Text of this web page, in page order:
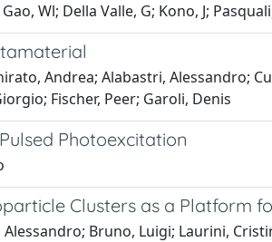
Wl; Della Valle, G; Kono, J;
Andrea; Alabastri, Alessandro;
Fischer, Peer; Garoli, Denis
Photoexcitation
Clusters as a Platform
Bruno, Luigi; Laurini,